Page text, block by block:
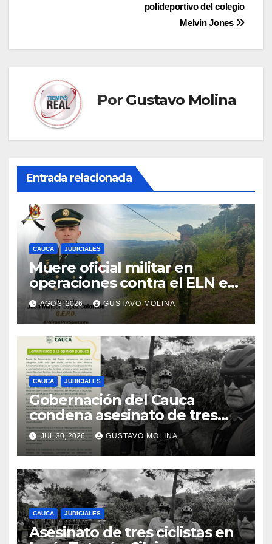
polideportivo del colegio
Melvin Jones
Por Gustavo Molina
Entrada relacionada
CAUCA JUDICIALES
Muere oficial militar en
operaciones contra el ELN en
el sur del Cauca
AGO 3, 2026 GUSTAVO MOLINA
CAUCA JUDICIALES
Gobernación del Cauca
condena asesinato de tres
ciudadanos y exige medidas
urgentes al Gobierno
Nacional
JUL 30, 2026 GUSTAVO MOLINA
CAUCA JUDICIALES
Asesinato de tres ciclistas en